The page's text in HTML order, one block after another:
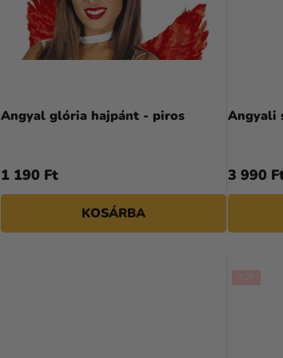
Angyal glória hajpánt - piros
1 190 Ft
KOSÁRBA
Angyali
3 990